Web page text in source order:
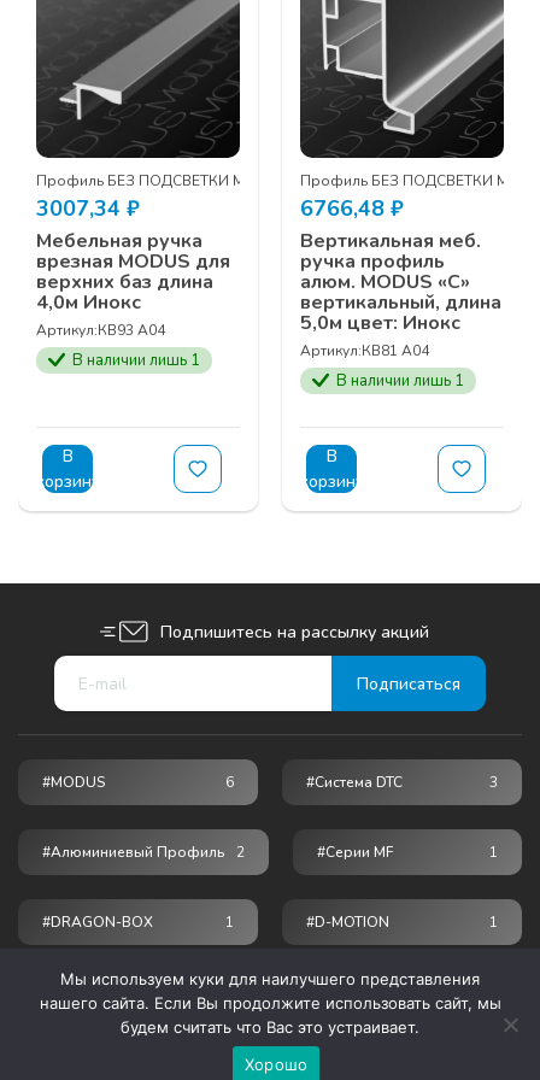
Профиль БЕЗ ПОДСВЕТКИ MODUS
3007,34 ₽
Мебельная ручка
врезная MODUS для
верхних баз длина
4,0м Инокс
Артикул:КВ93 A04
В наличии лишь 1
В
корзину
Профиль БЕЗ ПОДСВЕТКИ
6766,48 ₽
Вертикальная меб.
ручка профиль
алюм. MODUS «С»
вертикальный, длина
5,0м цвет: Инокс
Артикул:КВ81 A04
В наличии лишь 1
В
корзину
Подпишитесь на рассылку акций
#MODUS 6 #Система DTC 3
#Алюминиевый Профиль 2 #серии MF 1
#DRAGON-BOX 1 #D-MOTION 1
© 2026 ПРОГРЕСС - мебельные комплектующие
Мы используем куки для наилучшего представления
нашего сайта. Если Вы продолжите использовать сайт, мы
будем считать что Вас это устраивает.
Хорошо